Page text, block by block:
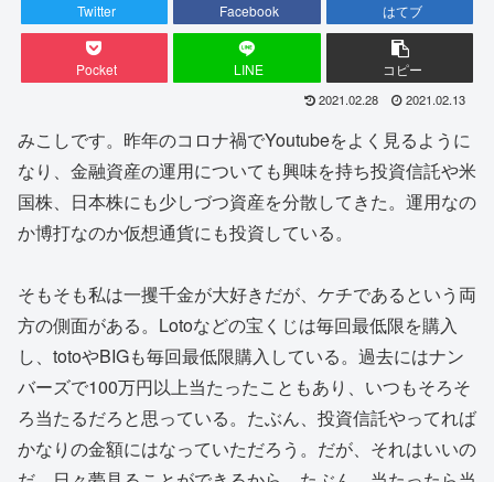
Twitter Facebook はてブ
Pocket LINE コピー
2021.02.28 2021.02.13
みこしです。昨年のコロナ禍でYoutubeをよく見るように
なり、金融資産の運用についても興味を持ち投資信託や米
国株、日本株にも少しづつ資産を分散してきた。運用なの
か博打なのか仮想通貨にも投資している。
そもそも私は一攫千金が大好きだが、ケチであるという両
方の側面がある。Lotoなどの宝くじは毎回最低限を購入
し、totoやBIGも毎回最低限購入している。過去にはナン
バーズで100万円以上当たったこともあり、いつもそろそ
ろ当たるだろと思っている。たぶん、投資信託やってれば
かなりの金額にはなっていただろう。だが、それはいいの